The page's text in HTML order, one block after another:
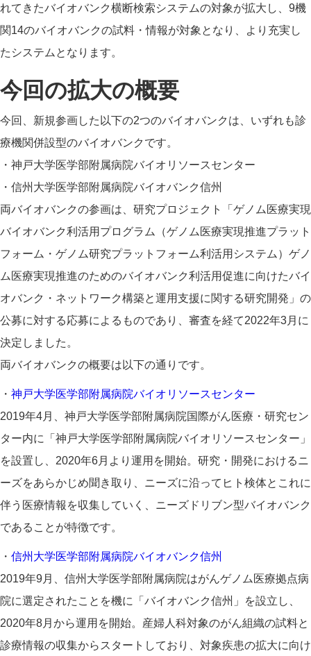
れてきたバイオバンク横断検索システムの対象が拡大し、9機
関14のバイオバンクの試料・情報が対象となり、より充実し
たシステムとなります。
今回の拡大の概要
今回、新規参画した以下の2つのバイオバンクは、いずれも診
療機関併設型のバイオバンクです。
・神戸大学医学部附属病院バイオリソースセンター
・信州大学医学部附属病院バイオバンク信州
両バイオバンクの参画は、研究プロジェクト「ゲノム医療実現
バイオバンク利活用プログラム（ゲノム医療実現推進プラット
フォーム・ゲノム研究プラットフォーム利活用システム）ゲノ
ム医療実現推進のためのバイオバンク利活用促進に向けたバイ
オバンク・ネットワーク構築と運用支援に関する研究開発」の
公募に対する応募によるものであり、審査を経て2022年3月に
決定しました。
両バイオバンクの概要は以下の通りです。
・ 神戸大学医学部附属病院バイオリソースセンター
2019年4月、神戸大学医学部附属病院国際がん医療・研究セン
ター内に「神戸大学医学部附属病院バイオリソースセンター」
を設置し、2020年6月より運用を開始。研究・開発におけるニ
ーズをあらかじめ聞き取り、ニーズに沿ってヒト検体とこれに
伴う医療情報を収集していく、ニーズドリブン型バイオバンク
であることが特徴です。
・ 信州大学医学部附属病院バイオバンク信州
2019年9月、信州大学医学部附属病院はがんゲノム医療拠点病
院に選定されたことを機に「バイオバンク信州」を設立し、
2020年8月から運用を開始。産婦人科対象のがん組織の試料と
診療情報の収集からスタートしており、対象疾患の拡大に向け